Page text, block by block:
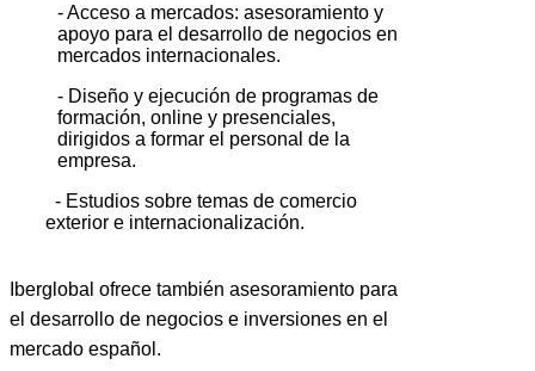
- Acceso a mercados: asesoramiento y
apoyo para el desarrollo de negocios en
mercados internacionales.
- Diseño y ejecución de programas de
formación, online y presenciales,
dirigidos a formar el personal de la
empresa.
- Estudios sobre temas de comercio
exterior e internacionalización.
Iberglobal ofrece también asesoramiento para
el desarrollo de negocios e inversiones en el
mercado español.